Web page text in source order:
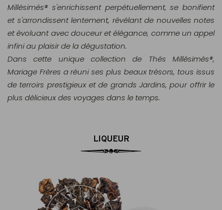
Millésimés® s'enrichissent perpétuellement, se bonifient
et s'arrondissent lentement, révélant de nouvelles notes
et évoluant avec douceur et élégance, comme un appel
infini au plaisir de la dégustation.
Dans cette unique collection de Thés Millésimés®,
Mariage Frères a réuni ses plus beaux trésors, tous issus
de terroirs prestigieux et de grands Jardins, pour offrir le
plus délicieux des voyages dans le temps.
LIQUEUR